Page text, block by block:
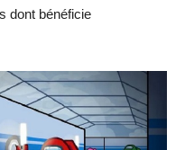
dont bénéficie